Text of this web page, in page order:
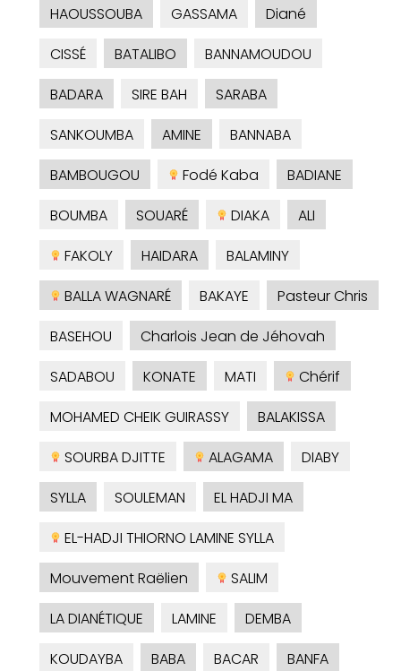
HAOUSSOUBA GASSAMA
Diané
CISSÉ
BATALIBO
BANNAMOUDOU
BADARA
SIRE BAH
SARABA
SANKOUMBA
AMINE
BANNABA
BAMBOUGOU
Fodé Kaba
BADIANE
BOUMBA
SOUARÉ DIAKA
ALI
FAKOLY
HAIDARA
BALAMINY
BALLA WAGNARÉ
BAKAYE
Pasteur Chris
BASEHOU
Charlois Jean de Jéhovah
SADABOU
KONATE MATI
Chérif
MOHAMED CHEIK GUIRASSY
BALAKISSA
SOURBA DJITTE
ALAGAMA
DIABY
SYLLA
SOULEMAN
EL HADJI MA
EL-HADJI THIORNO LAMINE SYLLA
Mouvement Raëlien
SALIM
LA DIANÉTIQUE
LAMINE
DEMBA
KOUDAYBA
BABA BACAR
BANFA